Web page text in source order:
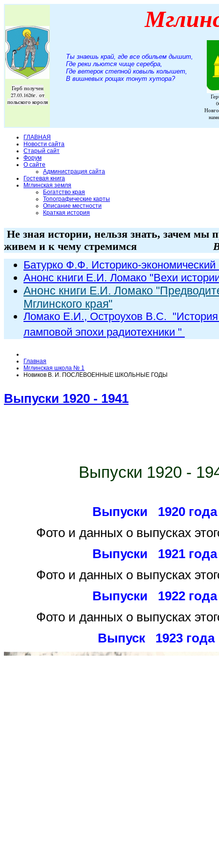
Герб получен
27.03.1626г. от
польского короля
Ты знаешь край, где все обильем дышит,
Где реки льются чище серебра,
Где ветерок степной ковыль колышет,
В вишневых рощах тонут хутора?
ГЛАВНАЯ
Новости сайта
Старый сайт
Форум
О сайте
Администрация сайта
Гостевая книга
Мглинская земля
Богатство края
Топографические карты
Описание местности
Краткая история
Не зная истории, нельзя знать, зачем мы
живем и к чему стремимся
Батурко Ф.Ф. Историко-экономический
Анонс книги Е.И. Ломако "Вехи
Анонс книги Е.И. Ломако
Мглинского края"
Ломако Е.И., Остроухов В.С. "
ламповой эпохи радиотехники "
Главная
Мглинская школа № 1
Новиков В. И. ПОСЛЕВОЕННЫЕ ШКОЛЬНЫЕ ГОДЫ
Выпуски 1920 - 1941
Выпуски 1920 -
Выпуски 1920 года
Фото и данных о выпусках
Выпуски 1921 года
Фото и данных о выпусках
Выпуски 1922 года
Фото и данныхо выпусках
Выпуск 1923 года